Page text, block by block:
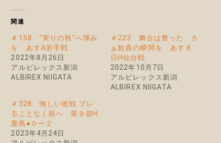
関連
＃158 ”実りの秋”へ弾み
を あすA岩手戦
2022年8月26日
アルビレックス新潟
ALBIREX NIIGATA
＃223 舞台は整った さ
ぁ歓喜の瞬間を あす８
日H仙台戦
2022年10月7日
アルビレックス新潟
ALBIREX NIIGATA
＃328 悔しい敗戦 ブレ
ることなく前へ 第９節H
鹿島●０ー２
2023年4月24日